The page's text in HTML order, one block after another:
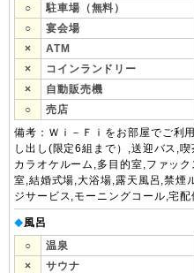
○ 駐車場（無料）
○
宴会場
×
ATM
×
コインランドリー
×
自動販売機
○
売店
備考：Ｗｉ－Ｆｉをお部屋でご利
し出し(限定6組まで）,送迎バス,
カラオケルーム,多目的室,ファッ
室,結婚式場,大浴場,露天風呂,禁煙
ジサービス,モーニングコール,宅
◆風呂
○
温泉
×
サウナ